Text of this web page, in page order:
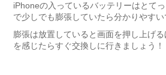
iPhoneの入っているバッテリーはとて
で少しでも膨張していたら分かりやすい
膨張は放置していると画面を押し上げ
を感じたらすぐ交換しに行きましょう！